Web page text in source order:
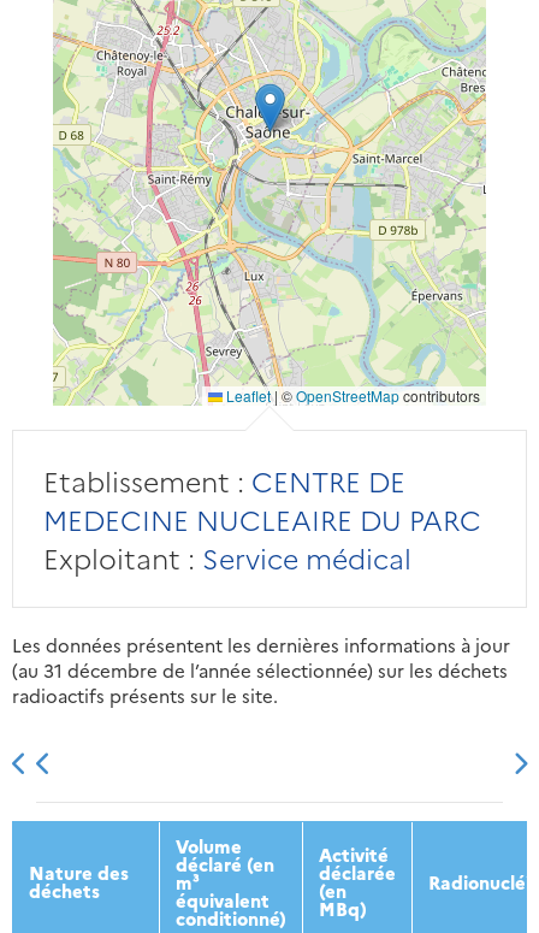
Leaflet| ©OpenStreetMapcontributors
Etablissement : CENTRE DE
MEDECINE NUCLEAIRE DU PARC
Exploitant : Service médical
Les données présentent les dernières informations à jour
(au 31 décembre de l’année sélectionnée) sur les déchets
radioactifs présents sur le site.
2013 2014 2015 2016
Nature des
déchets
Volume
déclaré (en
m³
équivalent
conditionné)
Activité
déclarée
(en
MBq)